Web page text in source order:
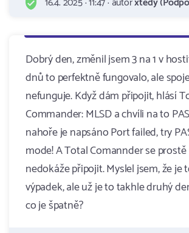
Dobrý den, změnil jsem 3 na 1 v
dnů to perfektně fungovalo, ale
nefunguje. Když dám připojit, hlásí
Commander: MLSD a chvíli na to
nahoře je napsáno Port failed, try
mode! A Total Comannder se prostě
nedokáže připojit. Myslel jsem, že je
výpadek, ale už je to takhle druhý
co je špatně?